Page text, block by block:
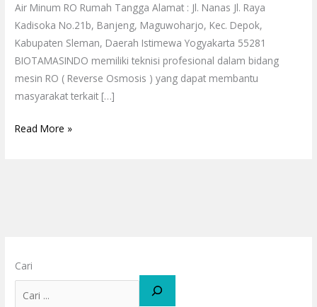
Air Minum RO Rumah Tangga Alamat : Jl. Nanas Jl. Raya
Kadisoka No.21b, Banjeng, Maguwoharjo, Kec. Depok,
Kabupaten Sleman, Daerah Istimewa Yogyakarta 55281
BIOTAMASINDO memiliki teknisi profesional dalam bidang
mesin RO ( Reverse Osmosis ) yang dapat membantu
masyarakat terkait […]
Read More »
Cari